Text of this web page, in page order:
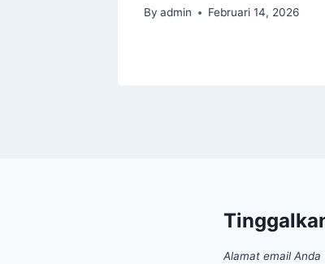
By admin Februari 14, 2026
Alamat email Anda